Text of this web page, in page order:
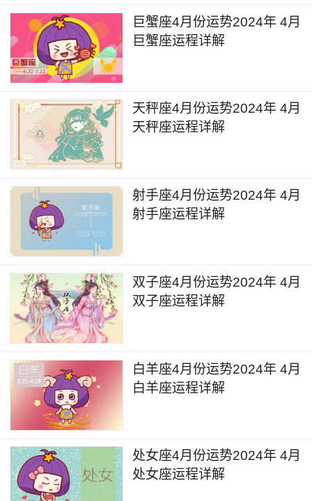
三分钟热度或者蜻蜓点水的情况，需要有所控制。
总的来说，个人的进修效率会有一定程度的提升。
6月9日，火星进入金牛座，火星的能量在未
来几周的时间里会给人的财务带来一定的负面影
响，在花销的过程中很容易出现上头的行为和心
态，需要有所克制。
6月17日的时间，金星进入巨蟹座，金星的能
量在未来几周的时间里有助于给个人的家庭领域的
关系增温和关系维护，同时也会有助于搬家、搬
迁、房屋装修相关的事宜。这段时间里可以尝试在
家中装扮或购买一些比较靓丽的饰品，装饰品会更
有助于整体状况的提升。
6月30日到7月2日的时间，土星和海王星将会
相继在双鱼座逆行。两颗星体的逆行会给个人的精
神状态带来一些较大的压力，在未来几个月的时间
里，很容易因为一些事情而产生情绪低落的情况，
部分人甚至容易出现抑郁的状况，需要及时接受心
理治疗或是借助瑜伽、冥想、禅修等方式米进行负
巨蟹座4月份运势2024年 4月
巨蟹座运程详解
天秤座4月份运势2024年 4月
天秤座运程详解
射手座4月份运势2024年 4月
射手座运程详解
双子座4月份运势2024年 4月
双子座运程详解
白羊座4月份运势2024年 4月
白羊座运程详解
处女座4月份运势2024年 4月
处女座运程详解